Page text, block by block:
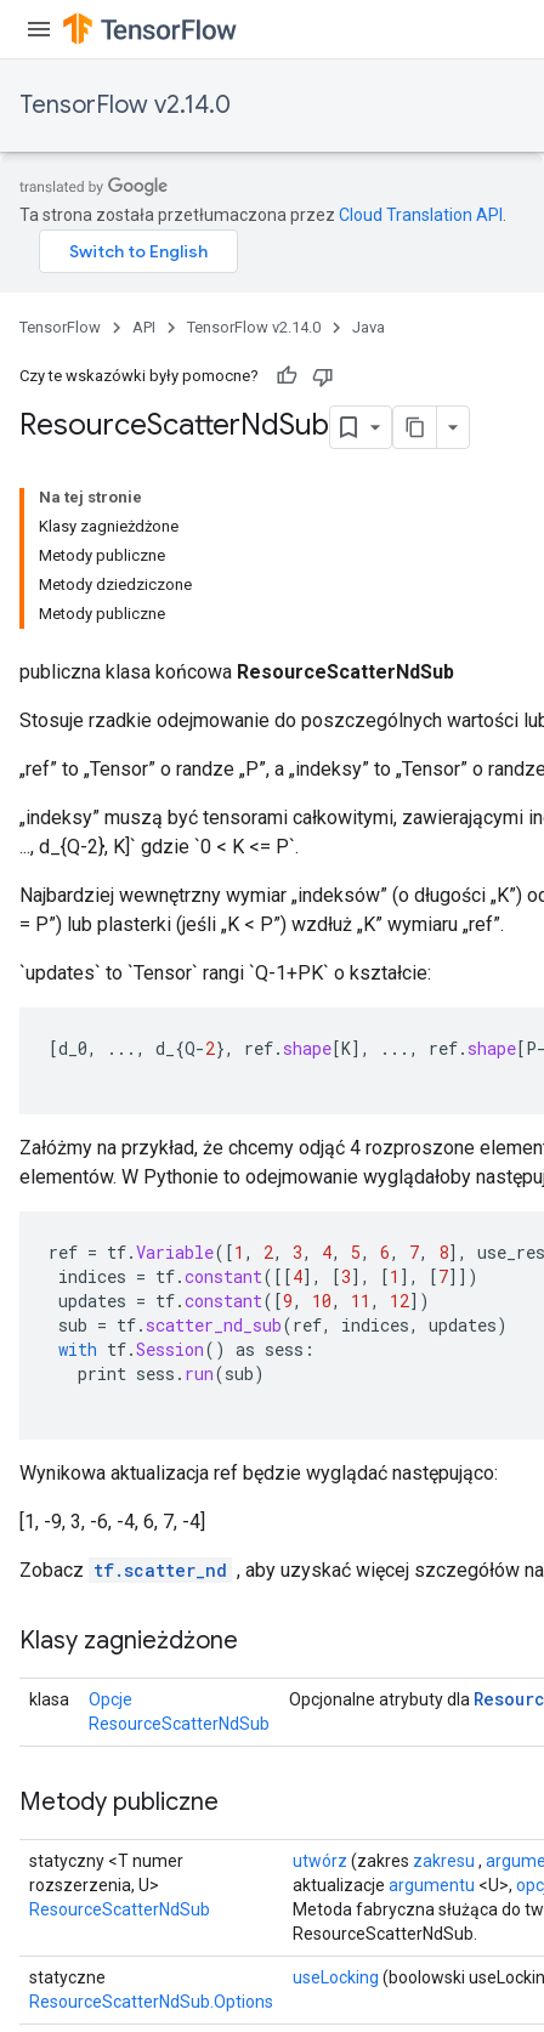
TensorFlow v2.14.0
Ta strona została przetłumaczona przez Cloud Translation API
TensorFlow API TensorFlow v2.14.0 Java
Czy te wskazówki były pomocne?
ResourceScatterNdSub
Na tej stronie
Klasy zagnieżdżone
Metody publiczne
Metody dziedziczone
Metody publiczne
publiczna klasa końcowa ResourceScatterNdSub
Stosuje rzadkie odejmowanie do poszczególnych wartości
„ref” to „Tensor” o randze „P”, a „indeksy” to „Tensor” o randze
„indeksy” muszą być tensorami całkowitymi, zawierającymi
..., d_{Q-2}, K]` gdzie `0 < K <= P`.
Najbardziej wewnętrzny wymiar „indeksów” (o długości „K”)
= P”) lub plasterki (jeśli „K < P”) wzdłuż „K” wymiaru „ref”.
`updates` to `Tensor` rangi `Q-1+PK` o kształcie:
[d_0, ..., d_ {Q-2}, ref. shape[K] , ..., ref. shape[P
Załóżmy na przykład, że chcemy odjąć 4 rozproszone
elementów. W Pythonie to odejmowanie wyglądałoby
ref = tf.Variable( [1 , 2, 3, 4, 5, 6, 7, 8] ,
indices = tf.constant( [[4] , [3] , [1 ] , [7]] )
updates = tf.constant( [9, 10, 11 , 12] )
sub = tf. scatter_nd_sub(ref, indices, updates)
with tf.Session() as sess :
print sess . run(sub)
Wynikowa aktualizacja ref będzie wyglądać następująco:
[1, -9, 3, -6, -4, 6, 7, -4]
Zobacz tf.scatter_nd , aby uzyskać więcej szczegółów
Klasy zagnieżdżone
klasa
Opcje
ResourceScatterNdSub
Opcjonalne atrybuty dla
Metody publiczne
statyczny <T numer
rozszerzenia, U>
ResourceScatterNdSub
utwórz (zakres zakresu ,
aktualizacje argumentu <U>,
Metoda fabryczna służąca do
ResourceScatterNdSub.
statyczne
ResourceScatterNdSub.Options
useLocking (boolowski